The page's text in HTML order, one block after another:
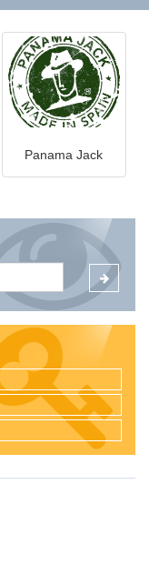
Panama Jack